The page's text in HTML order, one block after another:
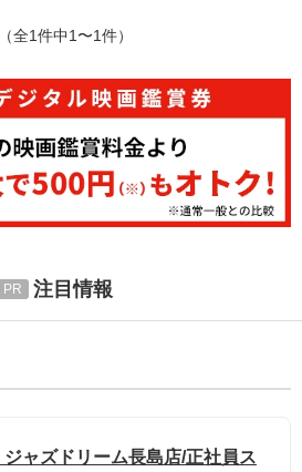
（全1件中1〜1件）
注目情報
ャズドリーム長島店/正社員ス